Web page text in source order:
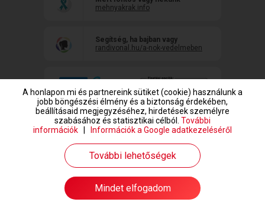
mehnyakrak.info
Segítség, ha bajban vagy
randivonal.hu/a-nok-vedelmeben
www.randivonal.hu © Copyright 1999-2026 Dating Central Europe Zrt.
A honlapon mi és partnereink sütiket (cookie) használunk a
jobb böngészési élmény és a biztonság érdekében,
beállításaid megjegyzéséhez, hirdetések személyre
szabásához és statisztikai célból. További
információk
Információk a Google adatkezeléséről
További lehetőségek
Mindet elfogadom